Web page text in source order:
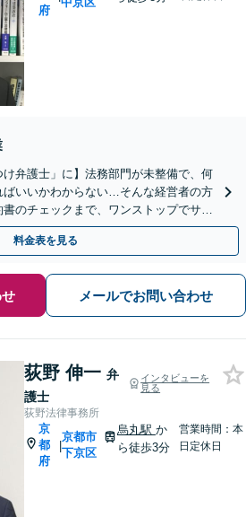
府
け弁護士」に】法務部門が未整備で、何
ばいいかわからない…そんな経営者の方
のチェックまで、ワンストップでサポ
料金表を見る
メールでお問い合わせ
荻野 伸一 弁
護士
インタビューを
見る
荻野法律事務所
京
都
府
|
京都市
下京区
烏丸駅 か
ら徒歩3分
営業時間：本
日定休日